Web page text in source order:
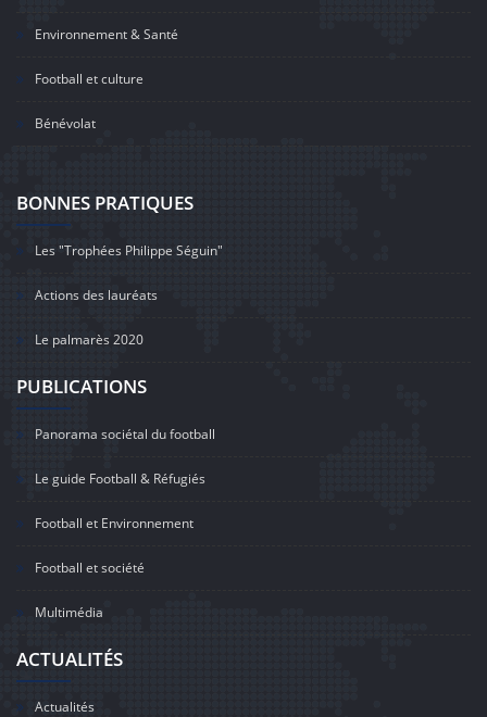
Environnement & Santé
Football et culture
Bénévolat
BONNES PRATIQUES
Les "Trophées Philippe Séguin"
Actions des lauréats
Le palmarès 2020
PUBLICATIONS
Panorama sociétal du football
Le guide Football & Réfugiés
Football et Environnement
Football et société
Multimédia
ACTUALITÉS
Actualités